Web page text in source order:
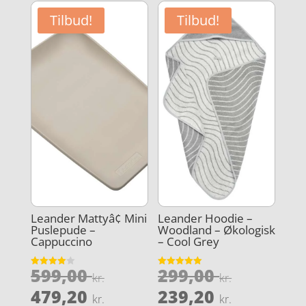
149,00 kr..
er:
119,20 kr.. 359,20
Tilbud!
Leander Mattyâ¢ Mini
Puslepude –
Cappuccino
Vurderet
4
599,00kr.Den
oprindelige
479,20 kr.
Tilbud!
Leander Hoodie –
Woodland – Økologisk
– Cool Grey
Vurderet
5
299,00kr.Den
239,20 kr.